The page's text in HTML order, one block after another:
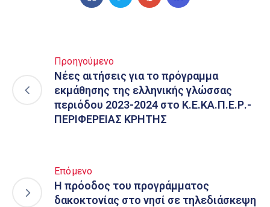
Προηγούμενο
Νέες αιτήσεις για το πρόγραμμα
εκμάθησης της ελληνικής γλώσσας
περιόδου 2023-2024 στο Κ.Ε.ΚΑ.Π.Ε.Ρ.-
ΠΕΡΙΦΕΡΕΙΑΣ ΚΡΗΤΗΣ
Επόμενο
Η πρόοδος του προγράμματος
δακοκτονίας στο νησί σε τηλεδιάσκεψη